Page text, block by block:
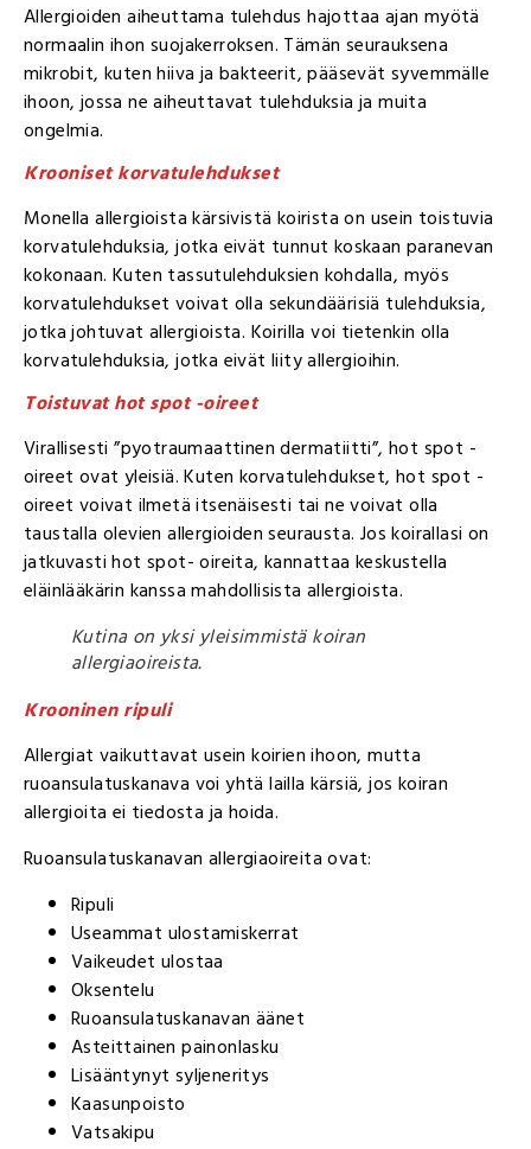
Allergioiden aiheuttama tulehdus hajottaa ajan myötä
normaalin ihon suojakerroksen. Tämän seurauksena
mikrobit, kuten hiiva ja bakteerit, pääsevät syvemmälle
ihoon, jossa ne aiheuttavat tulehduksia ja muita
ongelmia.
Krooniset korvatulehdukset
Monella allergioista kärsivistä koirista on usein toistuvia
korvatulehduksia, jotka eivät tunnut koskaan paranevan
kokonaan. Kuten tassutulehduksien kohdalla, myös
korvatulehdukset voivat olla sekundäärisiä tulehduksia,
jotka johtuvat allergioista. Koirilla voi tietenkin olla
korvatulehduksia, jotka eivät liity allergioihin.
Toistuvat hot spot -oireet
Virallisesti ”pyotraumaattinen dermatiitti”, hot spot -
oireet ovat yleisiä. Kuten korvatulehdukset, hot spot -
oireet voivat ilmetä itsenäisesti tai ne voivat olla
taustalla olevien allergioiden seurausta. Jos koirallasi on
jatkuvasti hot spot- oireita, kannattaa keskustella
eläinlääkärin kanssa mahdollisista allergioista.
Kutina on yksi yleisimmistä koiran
allergiaoireista.
Krooninen ripuli
Allergiat vaikuttavat usein koirien ihoon, mutta
ruoansulatuskanava voi yhtä lailla kärsiä, jos koiran
allergioita ei tiedosta ja hoida.
Ruoansulatuskanavan allergiaoireita ovat:
Ripuli
Useammat ulostamiskerrat
Vaikeudet ulostaa
Oksentelu
Ruoansulatuskanavan äänet
Asteittainen painonlasku
Lisääntynyt syljeneritys
Kaasunpoisto
Vatsakipu